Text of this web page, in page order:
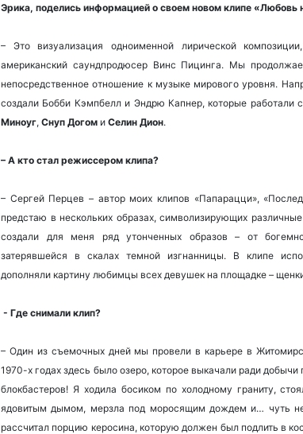
Эрика, поделись информацией о своем новом клипе «Любовь
– Это визуализация одноименной лирической
американский саундпродюсер Винс Пицинга. Мы
непосредственное отношение к музыке мирового уровня.
создали Бобби Кэмпбелл и Эндрю Капнер, которые работали
Миноуг, Снуп Догом и Селин Дион.
– А кто стал режиссером клипа?
– Сергей Перцев – автор моих клипов «Папарацци»,
предстаю в нескольких образах, символизирующих
создали для меня ряд утонченных образов – от
затерявшейся в скалах темной изгнанницы. В клипе
дополняли картину любимцы всех девушек на площадке –
- Где снимали клип?
– Один из съемочных дней мы провели в карьере в
1970-х годах здесь было озеро, которое выкачали ради добычи
блокбастеров! Я ходила босиком по холодному граниту,
ядовитым дымом, мерзла под моросящим дождем и… чуть
рассчитал порцию керосина, которую должен был подлить в